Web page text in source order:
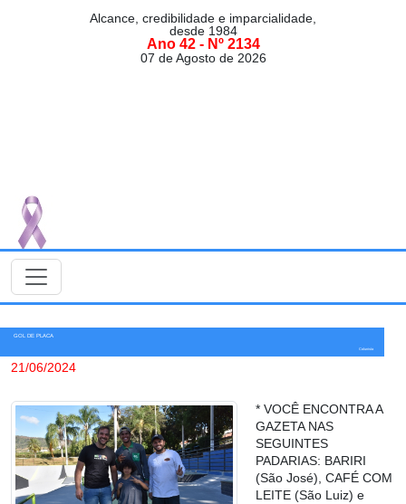
Alcance, credibilidade e imparcialidade,
desde 1984
Ano 42 - Nº 2134
07 de Agosto de 2026
GOL DE PLACA
Colunista
21/06/2024
* VOCÊ ENCONTRA A
GAZETA NAS
SEGUINTES
PADARIAS: BARIRI
(São José), CAFÉ COM
LEITE (São Luiz) e